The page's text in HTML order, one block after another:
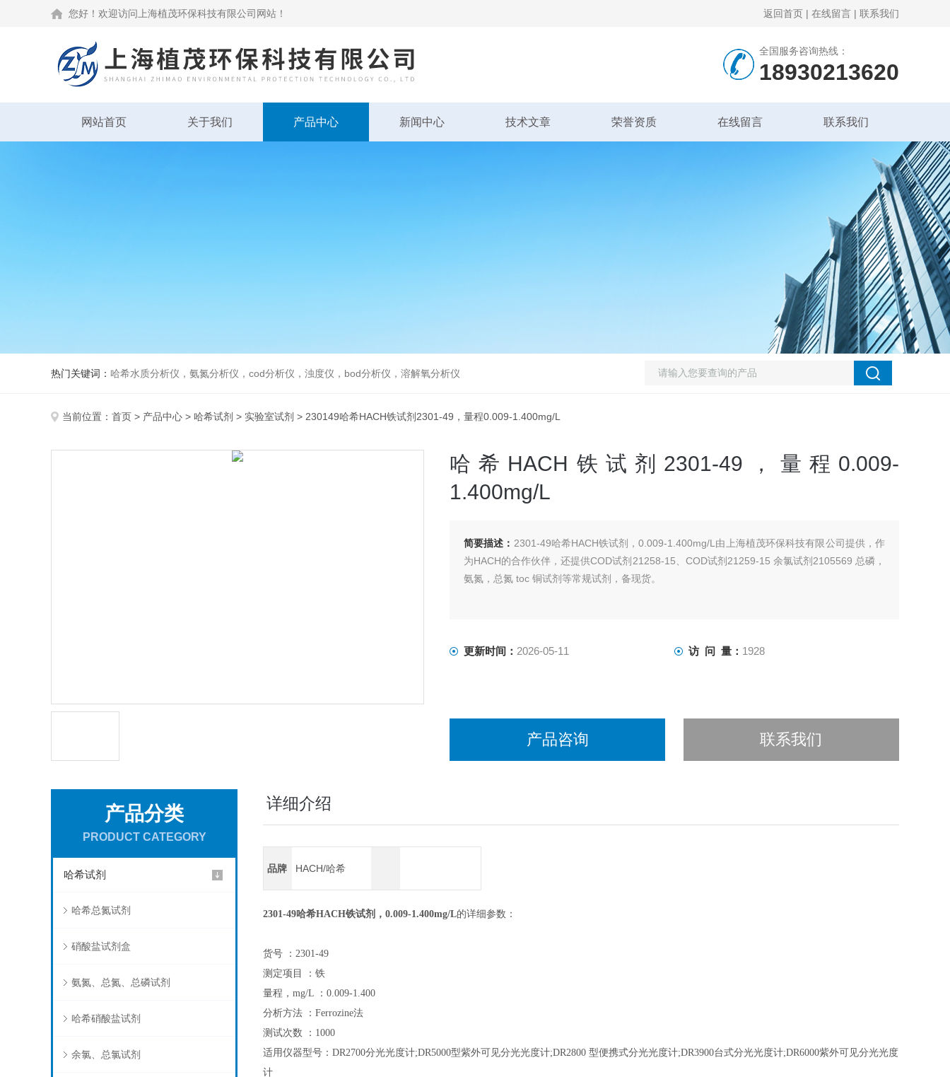
您好！欢迎访问上海植茂环保科技有限公司网站！ 返回首页 | 在线留言 | 联系我们
全国服务咨询热线：
18930213620
网站首页 关于我们 产品中心 新闻中心 技术文章 荣誉资质 在线留言 联系我们
热门关键词： 哈希水质分析仪，氨氮分析仪，cod分析仪，浊度仪，bod分析仪，溶解氧分析仪
当前位置： 首页 > 产品中心 > 哈希试剂 > 实验室试剂 > 230149哈希HACH铁试剂2301-49，量程0.009-1.400mg/L
哈希HACH铁试剂2301-49，量程0.009-
1.400mg/L
简要描述： 2301-49哈希HACH铁试剂，0.009-1.400mg/L由上海植茂环保科技有限公司提供，作
为HACH的合作伙伴，还提供COD试剂21258-15、COD试剂21259-15 余氯试剂2105569 总磷，
氨氮，总氮 toc 铜试剂等常规试剂，备现货。
更新时间： 2026-05-11 访 问 量： 1928
产品咨询 联系我们
产品分类
PRODUCT CATEGORY
哈希试剂
哈希总氮试剂
硝酸盐试剂盒
氨氮、总氮、总磷试剂
哈希硝酸盐试剂
余氯、总氯试剂
详细介绍
品牌 HACH/哈希
2301-49哈希HACH铁试剂，0.009-1.400mg/L的详细参数：
货号 ：2301-49
测定项目 ：铁
量程，mg/L ：0.009-1.400
分析方法 ：Ferrozine法
测试次数 ：1000
适用仪器型号：DR2700分光光度计;DR5000型紫外可见分光光度计;DR2800 型便携式分光光度计;DR3900台式分光光度计;DR6000紫外可见分光光度
计